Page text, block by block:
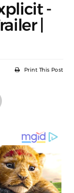
-
|
Print This Post